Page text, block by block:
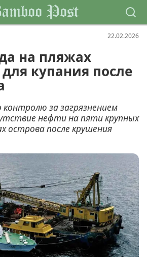
Post
22.02.2026
на пляжах
купания после
за загрязнением
нефти на пяти крупных
острова после крушения